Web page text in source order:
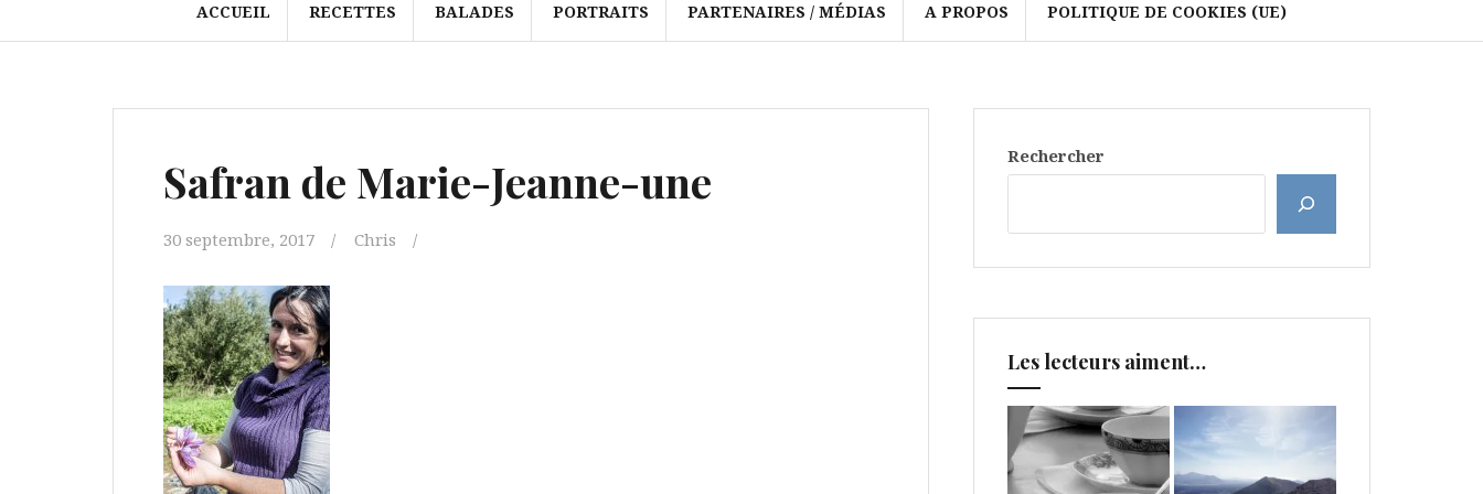
ACCUEIL RECETTES BALADES PORTRAITS PARTENAIRES / MÉDIAS A PROPOS POLITIQUE DE COOKIES (UE)
Safran de Marie-Jeanne-une
30 septembre, 2017 Chris
Rechercher
Les lecteurs aiment…